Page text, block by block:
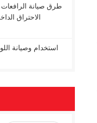
طرق صيانة
الاحتراق
استخدام وصيانة